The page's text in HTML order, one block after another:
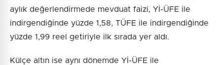
aylık değerlendirmede mevduat faizi, Yİ-ÜFE ile
indirgendiğinde yüzde 1,58, TÜFE ile indirgendiğinde
yüzde 1,99 reel getiriyle ilk sırada yer aldı.
Külçe altın ise aynı dönemde Yİ-ÜFE ile